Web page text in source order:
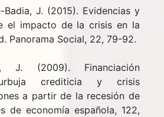
Badia, J. (2015). Evidencias y
el impacto de la crisis en la
Panorama Social, 22, 79-92.
J. (2009). Financiación
crediticia y crisis
a partir de la recesión de
de economía española, 122,